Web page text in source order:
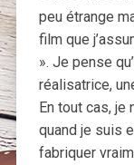
peu étrange
film que
». Je pense
réalisatrice,
En tout cas, je
quand je suis
fabriquer